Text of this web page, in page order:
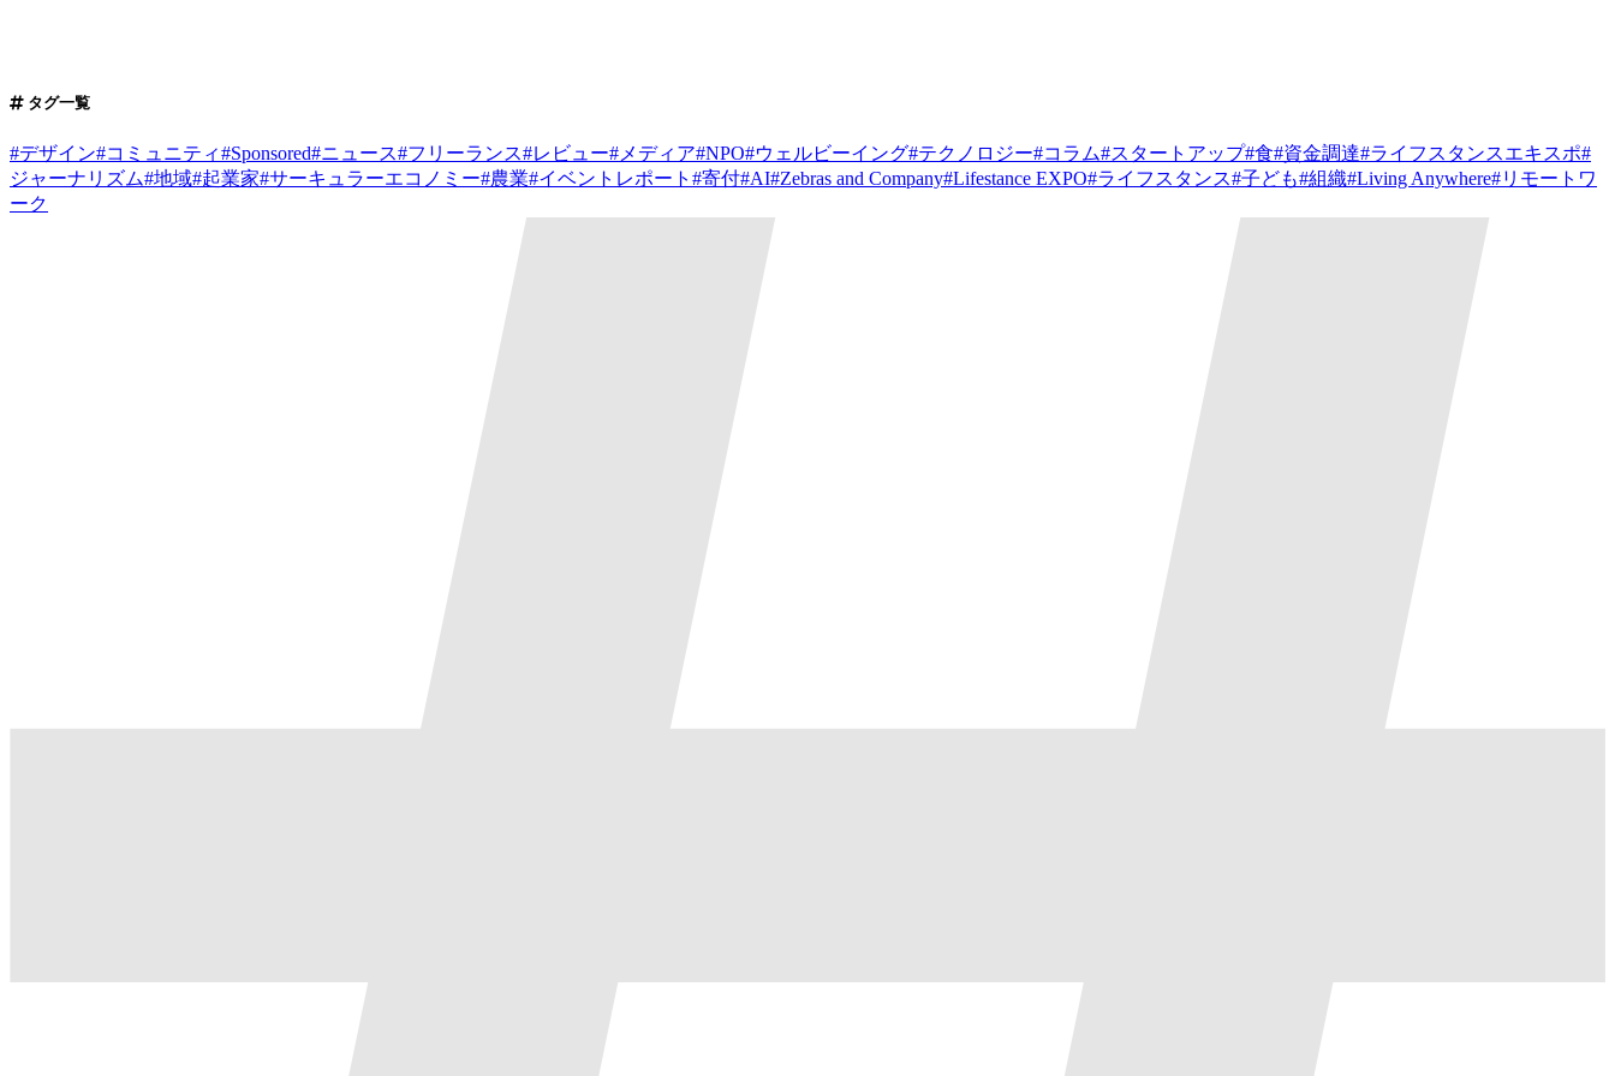
タグ一覧
#デザイン#コミュニティ#Sponsored#ニュース#フリーランス#レビュー# メディア#NPO#ウェルビーイング#テクノロジー#コラム#スタートアップ#食#資金調達#ライフスタンスエキスポ#
ジャーナリズム#地域#起業家#サーキュラーエコノミー#農業#イベントレポート #寄付#AI#Zebras and Company#Lifestance EXPO#ライフスタンス#子ども#組織#Living Anywhere#リモートワ
ーク